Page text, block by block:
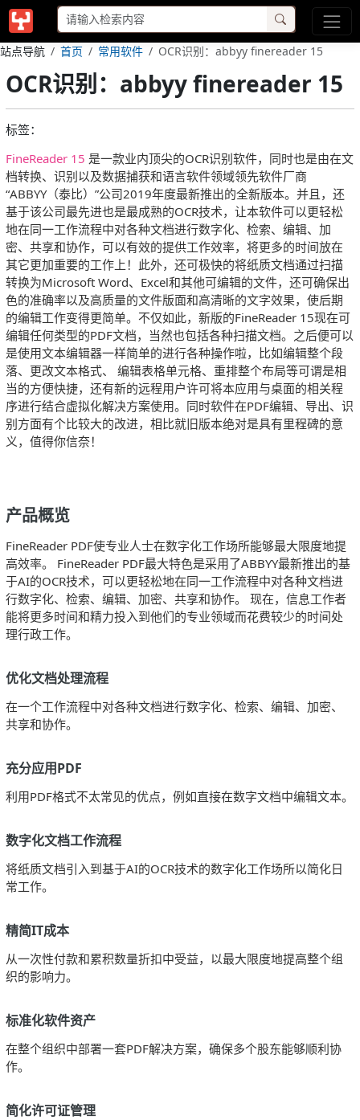
站点导航 首页 常用软件 OCR识别：abbyy finereader 15
OCR识别：abbyy finereader 15
标签：
FineReader 15 是一款业内顶尖的OCR识别软件，同时也是由在文
档转换、识别以及数据捕获和语言软件领域领先软件厂商
“ABBYY（泰比）”公司2019年度最新推出的全新版本。并且，还
基于该公司最先进也是最成熟的OCR技术，让本软件可以更轻松
地在同一工作流程中对各种文档进行数字化、检索、编辑、加
密、共享和协作，可以有效的提供工作效率，将更多的时间放在
其它更加重要的工作上！此外，还可极快的将纸质文档通过扫描
转换为Microsoft Word、Excel和其他可编辑的文件，还可确保出
色的准确率以及高质量的文件版面和高清晰的文字效果，使后期
的编辑工作变得更简单。不仅如此，新版的FineReader 15现在可
编辑任何类型的PDF文档，当然也包括各种扫描文档。之后便可以
是使用文本编辑器一样简单的进行各种操作啦，比如编辑整个段
落、更改文本格式、 编辑表格单元格、重排整个布局等可谓是相
当的方便快捷，还有新的远程用户许可将本应用与桌面的相关程
序进行结合虚拟化解决方案使用。同时软件在PDF编辑、导出、识
别方面有个比较大的改进，相比就旧版本绝对是具有里程碑的意
义，值得你信奈！
产品概览
FineReader PDF使专业人士在数字化工作场所能够最大限度地提
高效率。 FineReader PDF最大特色是采用了ABBYY最新推出的基
于AI的OCR技术，可以更轻松地在同一工作流程中对各种文档进
行数字化、检索、编辑、加密、共享和协作。 现在，信息工作者
能将更多时间和精力投入到他们的专业领域而花费较少的时间处
理行政工作。
优化文档处理流程
在一个工作流程中对各种文档进行数字化、检索、编辑、加密、
共享和协作。
充分应用PDF
利用PDF格式不太常见的优点，例如直接在数字文档中编辑文本。
数字化文档工作流程
将纸质文档引入到基于AI的OCR技术的数字化工作场所以简化日
常工作。
精简IT成本
从一次性付款和累积数量折扣中受益，以最大限度地提高整个组
织的影响力。
标准化软件资产
在整个组织中部署一套PDF解决方案，确保多个股东能够顺利协
作。
简化许可证管理